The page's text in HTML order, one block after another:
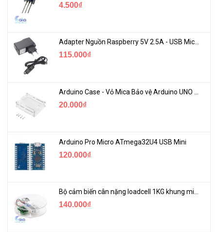
4.500₫
Adapter Nguồn Raspberry 5V 2.5A - USB Micro Có Công Tắc
115.000₫
20.000₫
Arduino Pro Micro ATmega32U4 USB Mini
120.000₫
Bộ cảm biến cân nặng loadcell 1KG khung mica
140.000₫